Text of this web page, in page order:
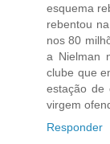
esquema
rebentou
nos 80
a Nielman
clube que
estação de
virgem
Responder